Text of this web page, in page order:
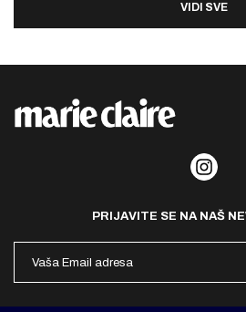
VIDI SVE
PRIJAVITE SE NA NAŠ